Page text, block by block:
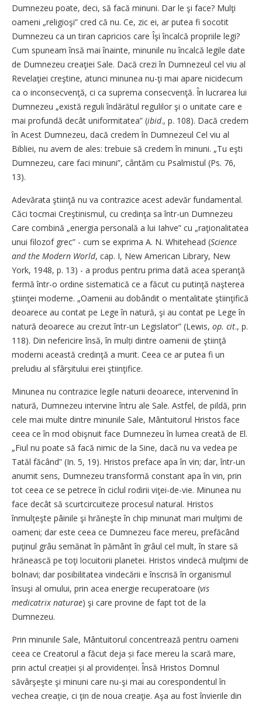
Dumnezeu poate, deci, să facă minuni. Dar le şi face? Mulţi
oameni „religioşi” cred că nu. Ce, zic ei, ar putea fi socotit
Dumnezeu ca un tiran capricios care Îşi încalcă propriile legi?
Cum spuneam însă mai înainte, minunile nu încalcă legile date
de Dumnezeu creaţiei Sale. Dacă crezi în Dumnezeul cel viu al
Revelaţiei creştine, atunci minunea nu-ţi mai apare nicidecum
ca o inconsecven­ţă, ci ca suprema consecvenţă. În lucrarea lui
Dumnezeu „există reguli îndărătul regulilor şi o unitate care e
mai profundă decât uniformitatea” (ibid., p. 108). Dacă credem
în Acest Dumnezeu, dacă credem în Dumnezeul Cel viu al
Bibliei, nu avem de ales: trebuie să credem în minuni. „Tu eşti
Dumnezeu, care faci minuni”, cântăm cu Psalmistul (Ps. 76,
13).
Adevărata ştiinţă nu va contrazice acest adevăr fundamental.
Căci tocmai Creştinismul, cu credinţa sa într-un Dumnezeu
Care combină „energia personală a lui Iahve” cu „raţionalitatea
unui filozof grec” - cum se exprima A. N. Whitehead (Science
and the Modern World, cap. I, New American Library, New
York, 1948, p. 13) - a produs pentru prima dată acea speranţă
fermă într-o ordine sistematică ce a făcut cu putinţă naşterea
ştiinţei moderne. „Oamenii au dobândit o mentalitate ştiinţifică
deoarece au contat pe Lege în natură, şi au contat pe Lege în
natură deoarece au crezut într-un Legislator” (Lewis, op. cit., p.
118). Din nefericire însă, în mulți dintre oamenii de ştiinţă
moderni această credinţă a murit. Ceea ce ar putea fi un
preludiu al sfârşitului erei ştiinţifice.
Minunea nu contrazice legile naturii deoarece, intervenind în
natură, Dumnezeu intervine întru ale Sale. Astfel, de pildă, prin
cele mai multe dintre minunile Sale, Mântuitorul Hristos face
ceea ce în mod obişnuit face Dumnezeu în lumea creată de El.
„Fiul nu poate să facă nimic de la Sine, dacă nu va vedea pe
Tatăl făcând” (In. 5, 19). Hristos preface apa în vin; dar, într-un
anumit sens, Dumnezeu transformă constant apa în vin, prin
tot ceea ce se petrece în ciclul rodirii viţei-de-vie. Minunea nu
face decât să scurtcircuiteze procesul natural. Hristos
înmulţeşte pâinile şi hrăneşte în chip minunat mari mulţimi de
oameni; dar este ceea ce Dumnezeu face mereu, prefăcând
puţinul grâu semănat în pământ în grâul cel mult, în stare să
hrănească pe toţi locuitorii planetei. Hristos vindecă mulţimi de
bolnavi; dar posibilitatea vindecării e înscrisă în organismul
însuşi al omului, prin acea energie recuperatoare (vis
medicatrix naturae) şi care provine de fapt tot de la
Dumnezeu.
Prin minunile Sale, Mântuitorul concentrează pentru oameni
ceea ce Creatorul a făcut deja și face mereu la scară mare,
prin actul creației și al providenței. Însă Hristos Domnul
săvârşeşte şi minuni care nu-şi mai au corespondentul în
vechea creaţie, ci ţin de noua creaţie. Aşa au fost învierile din